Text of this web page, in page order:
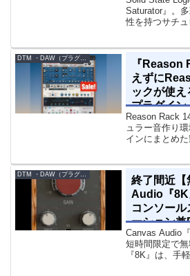
ィ＆ウォー
Saturator』。
性を持つサチ
です。音楽制
評価の高い製
DTM ・DAW（プラグイン、シンセなど）のセール情報
『Reason
えずに
ックが使
プラグイン
Reason Rack
ュラー音作り
インにまとめた
乗り換えるこ
エフェクト、
DTM ・DAW（プラグイン、シンセなど）のセール情報
終了間近
Audio『8K
コンソー
ーション兼
ドル）
Canvas Audio
短時間限定で無
『8K』は、手
グ的な質感を